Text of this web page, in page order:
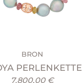
BRON
PERLENKETTE
7.800,00 €